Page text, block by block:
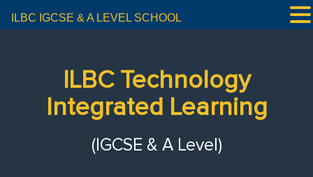
ILBC Technology
Integrated Learning
(IGCSE & A Level)
ILBC IGCSE & A LEVEL SCHOOL